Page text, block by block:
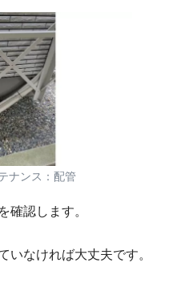
ナンス：配管
確認します。
いなければ大丈夫です。